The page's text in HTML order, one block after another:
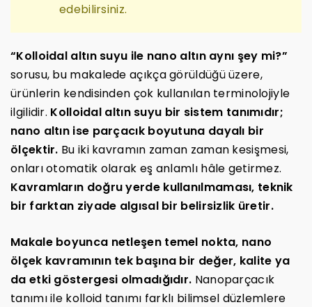
edebilirsiniz.
“Kolloidal altın suyu ile nano altın aynı şey mi?”
sorusu, bu makalede açıkça görüldüğü üzere,
ürünlerin kendisinden çok kullanılan terminolojiyle
ilgilidir. Kolloidal altın suyu bir sistem tanımıdır;
nano altın ise parçacık boyutuna dayalı bir
ölçektir. Bu iki kavramın zaman zaman kesişmesi,
onları otomatik olarak eş anlamlı hâle getirmez.
Kavramların doğru yerde kullanılmaması, teknik
bir farktan ziyade algısal bir belirsizlik üretir.
Makale boyunca netleşen temel nokta, nano
ölçek kavramının tek başına bir değer, kalite ya
da etki göstergesi olmadığıdır. Nanoparçacık
tanımı ile kolloid tanımı farklı bilimsel düzlemlere